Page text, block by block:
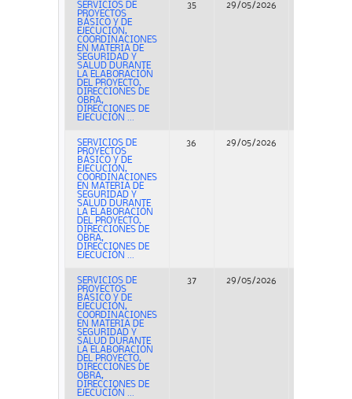
SERVICIOS DE
PROYECTOS
BÁSICO Y DE
EJECUCIÓN,
COORDINACIONES
EN MATERIA DE
SEGURIDAD Y
SALUD DURANTE
LA ELABORACIÓN
DEL PROYECTO,
DIRECCIONES DE
OBRA,
DIRECCIONES DE
EJECUCIÓN ...
35 29/05/2026
SERVICIOS DE
PROYECTOS
BÁSICO Y DE
EJECUCIÓN,
COORDINACIONES
EN MATERIA DE
SEGURIDAD Y
SALUD DURANTE
LA ELABORACIÓN
DEL PROYECTO,
DIRECCIONES DE
OBRA,
DIRECCIONES DE
EJECUCIÓN ...
36 29/05/2026
SERVICIOS DE
PROYECTOS
BÁSICO Y DE
EJECUCIÓN,
COORDINACIONES
EN MATERIA DE
SEGURIDAD Y
SALUD DURANTE
LA ELABORACIÓN
DEL PROYECTO,
DIRECCIONES DE
OBRA,
DIRECCIONES DE
EJECUCIÓN ...
37 29/05/2026